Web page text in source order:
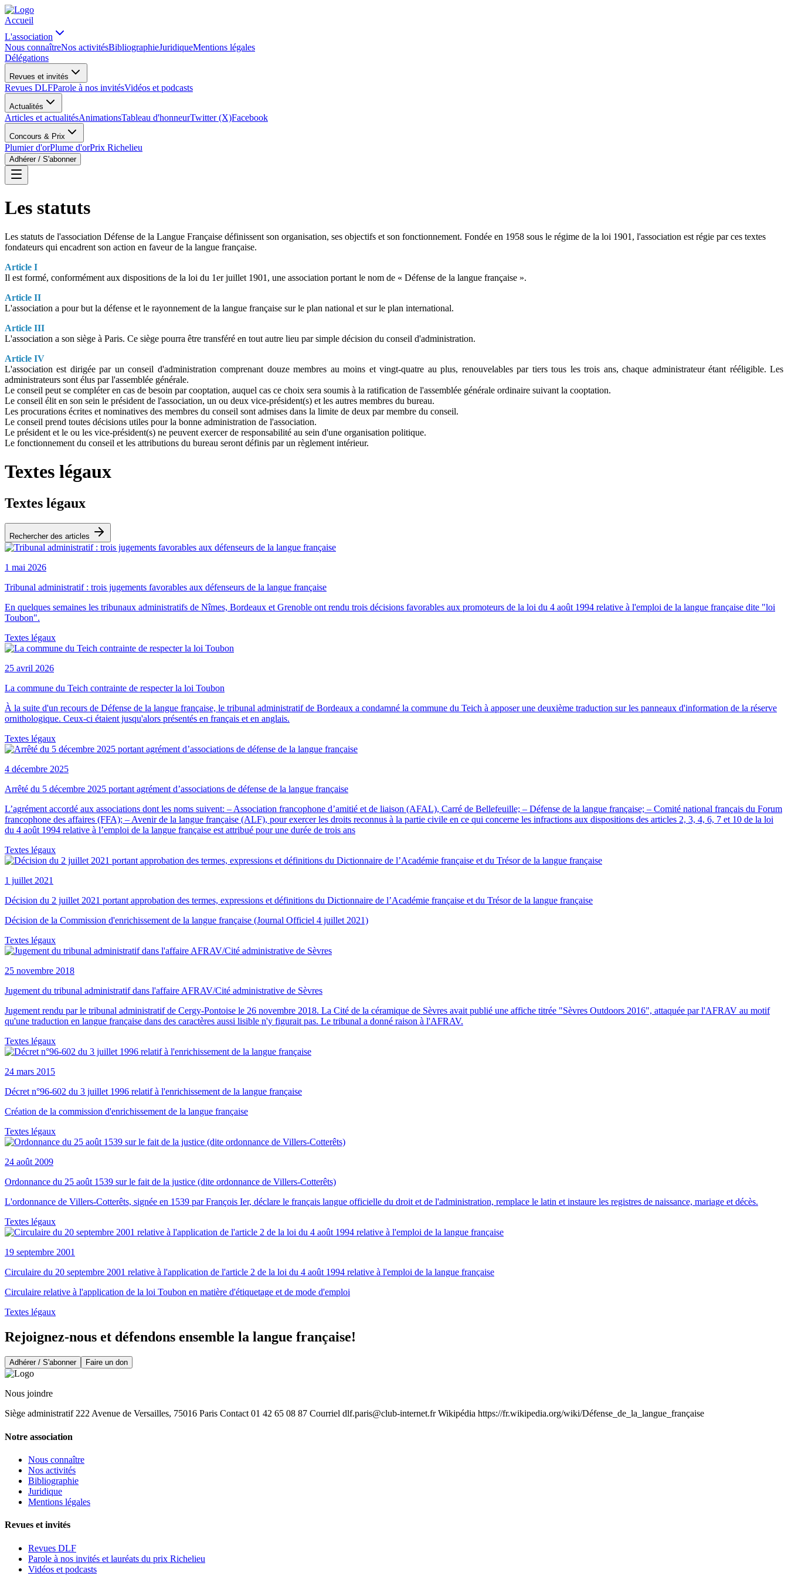
Accueil
L'association
Nous connaîtreNos activitésBibliographieJuridiqueMentions légales
Délégations
Revues et invités
Revues DLFParole à nos invitésVidéos et podcasts
Actualités
Articles et actualitésAnimationsTableau d'honneurTwitter (X)Facebook
Concours & Prix
Plumier d'orPlume d'orPrix Richelieu
Adhérer / S'abonner
Les statuts
Les statuts de l'association Défense de la Langue Française définissent son organisation, ses objectifs et son fonctionnement. Fondée en 1958 sous le régime de la loi 1901, l'association est régie par ces textes
fondateurs qui encadrent son action en faveur de la langue française.
Article I
Il est formé, conformément aux dispositions de la loi du 1er juillet 1901, une association portant le nom de « Défense de la langue française ».
Article II
L'association a pour but la défense et le rayonnement de la langue française sur le plan national et sur le plan international.
Article III
L'association a son siège à Paris. Ce siège pourra être transféré en tout autre lieu par simple décision du conseil d'administration.
Article IV
L'association est dirigée par un conseil d'administration comprenant douze membres au moins et vingt-quatre au plus, renouvelables par tiers tous les trois ans, chaque administrateur étant rééligible. Les
administrateurs sont élus par l'assemblée générale.
Le conseil peut se compléter en cas de besoin par cooptation, auquel cas ce choix sera soumis à la ratification de l'assemblée générale ordinaire suivant la cooptation.
Le conseil élit en son sein le président de l'association, un ou deux vice-président(s) et les autres membres du bureau.
Les procurations écrites et nominatives des membres du conseil sont admises dans la limite de deux par membre du conseil.
Le conseil prend toutes décisions utiles pour la bonne administration de l'association.
Le président et le ou les vice-président(s) ne peuvent exercer de responsabilité au sein d'une organisation politique.
Le fonctionnement du conseil et les attributions du bureau seront définis par un règlement intérieur.
Textes légaux
Textes légaux
Rechercher des articles
1 mai 2026
Tribunal administratif : trois jugements favorables aux défenseurs de la langue française
En quelques semaines les tribunaux administratifs de Nîmes, Bordeaux et Grenoble ont rendu trois décisions favorables aux promoteurs de la loi du 4 août 1994 relative à l'emploi de la langue française dite "loi
Toubon".
Textes légaux
25 avril 2026
La commune du Teich contrainte de respecter la loi Toubon
À la suite d'un recours de Défense de la langue française, le tribunal administratif de Bordeaux a condamné la commune du Teich à apposer une deuxième traduction sur les panneaux d'information de la réserve
ornithologique. Ceux-ci étaient jusqu'alors présentés en français et en anglais.
Textes légaux
4 décembre 2025
Arrêté du 5 décembre 2025 portant agrément d’associations de défense de la langue française
L’agrément accordé aux associations dont les noms suivent: – Association francophone d’amitié et de liaison (AFAL), Carré de Bellefeuille; – Défense de la langue française; – Comité national français du Forum
francophone des affaires (FFA); – Avenir de la langue française (ALF), pour exercer les droits reconnus à la partie civile en ce qui concerne les infractions aux dispositions des articles 2, 3, 4, 6, 7 et 10 de la loi
du 4 août 1994 relative à l’emploi de la langue française est attribué pour une durée de trois ans
Textes légaux
1 juillet 2021
Décision du 2 juillet 2021 portant approbation des termes, expressions et définitions du Dictionnaire de l’Académie française et du Trésor de la langue française
Décision de la Commission d'enrichissement de la langue française (Journal Officiel 4 juillet 2021)
Textes légaux
25 novembre 2018
Jugement du tribunal administratif dans l'affaire AFRAV/Cité administrative de Sèvres
Jugement rendu par le tribunal administratif de Cergy-Pontoise le 26 novembre 2018. La Cité de la céramique de Sèvres avait publié une affiche titrée "Sèvres Outdoors 2016", attaquée par l'AFRAV au motif
qu'une traduction en langue française dans des caractères aussi lisible n'y figurait pas. Le tribunal a donné raison à l'AFRAV.
Textes légaux
24 mars 2015
Décret n°96-602 du 3 juillet 1996 relatif à l'enrichissement de la langue française
Création de la commission d'enrichissement de la langue française
Textes légaux
24 août 2009
Ordonnance du 25 août 1539 sur le fait de la justice (dite ordonnance de Villers-Cotterêts)
L'ordonnance de Villers-Cotterêts, signée en 1539 par François Ier, déclare le français langue officielle du droit et de l'administration, remplace le latin et instaure les registres de naissance, mariage et décès.
Textes légaux
19 septembre 2001
Circulaire du 20 septembre 2001 relative à l'application de l'article 2 de la loi du 4 août 1994 relative à l'emploi de la langue française
Circulaire relative à l'application de la loi Toubon en matière d'étiquetage et de mode d'emploi
Textes légaux
Rejoignez-nous et défendons ensemble la langue française!
Adhérer / S'abonner Faire un don
Nous joindre
Siège administratif 222 Avenue de Versailles, 75016 Paris Contact 01 42 65 08 87 Courriel dlf.paris@club-internet.frWikipédia https://fr.wikipedia.org/wiki/Défense_de_la_langue_française
Notre association
Nous connaître
Nos activités
Bibliographie
Juridique
Mentions légales
Revues et invités
Revues DLF
Parole à nos invités et lauréats du prix Richelieu
Vidéos et podcasts